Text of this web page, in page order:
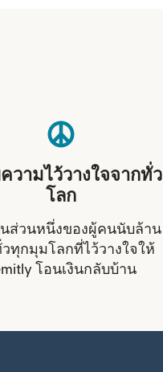
วามไว้วางใจจากทั่ว
โลก
นส่วนหนึ่งของผู้คนนับล้าน
ทุกมุมโลกที่ไว้วางใจให้
โอนเงินกลับบ้าน